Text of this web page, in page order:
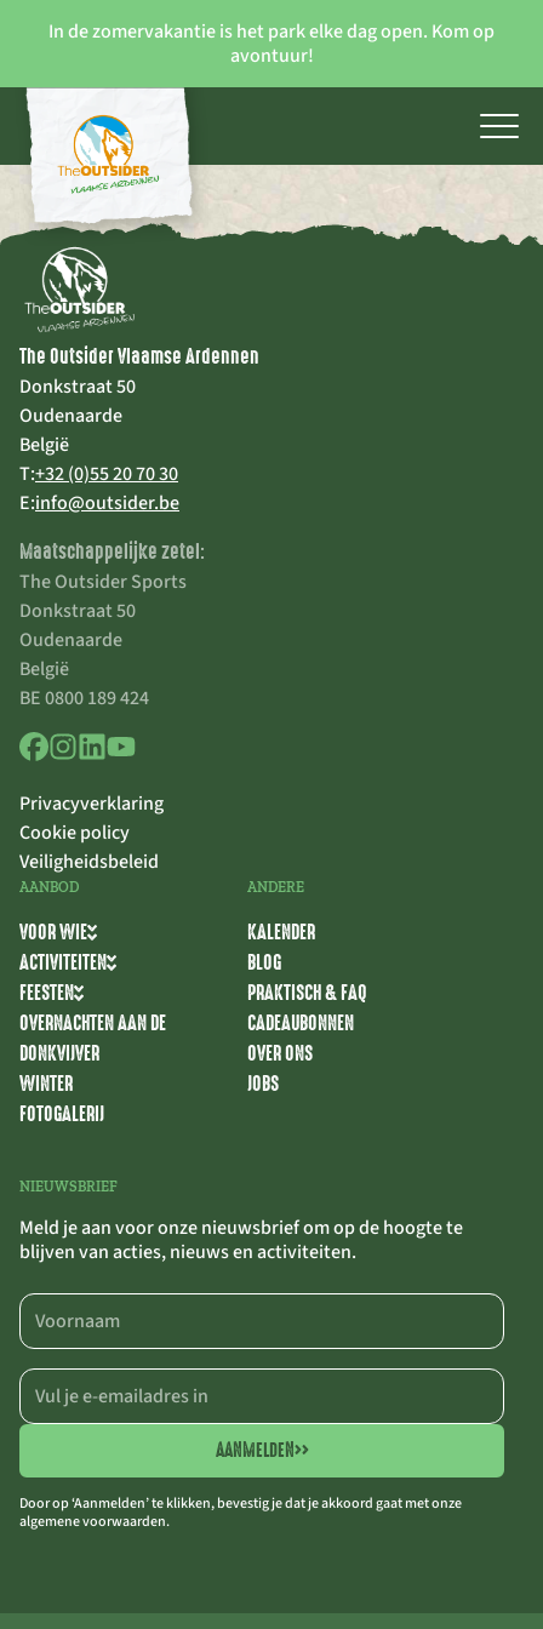
In de zomervakantie is het park elke dag open. Kom op
avontuur!
The Outsider Vlaamse Ardennen
Donkstraat 50
Oudenaarde
België
T:+32 (0)55 20 70 30
E:info@outsider.be
Maatschappelijke zetel:
The Outsider Sports
Donkstraat 50
Oudenaarde
België
BE 0800 189 424
Privacyverklaring
Cookie policy
Veiligheidsbeleid
AANBOD
VOOR WIE
ACTIVITEITEN
FEESTEN
OVERNACHTEN AAN DE
DONKVIJVER
WINTER
FOTOGALERIJ
ANDERE
KALENDER
BLOG
PRAKTISCH & FAQ
CADEAUBONNEN
OVER ONS
JOBS
NIEUWSBRIEF
Meld je aan voor onze nieuwsbrief om op de hoogte te
blijven van acties, nieuws en activiteiten.
Door op ‘Aanmelden’ te klikken, bevestig je dat je akkoord gaat met onze
algemene voorwaarden.
AANMELDEN>>